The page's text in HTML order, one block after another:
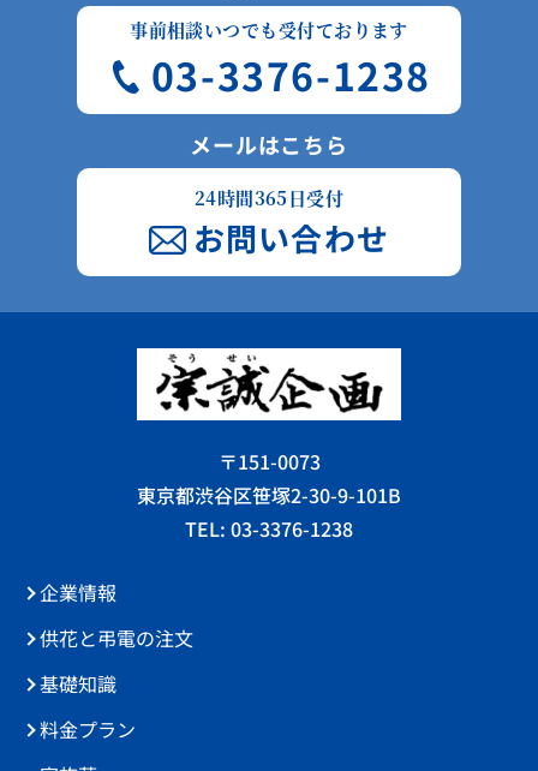
事前相談いつでも受付ております
03-3376-1238
メールはこちら
24時間365日受付
お問い合わせ
〒151-0073
東京都渋谷区笹塚2-30-9-101B
TEL: 03-3376-1238
企業情報
供花と弔電の注文
基礎知識
料金プラン